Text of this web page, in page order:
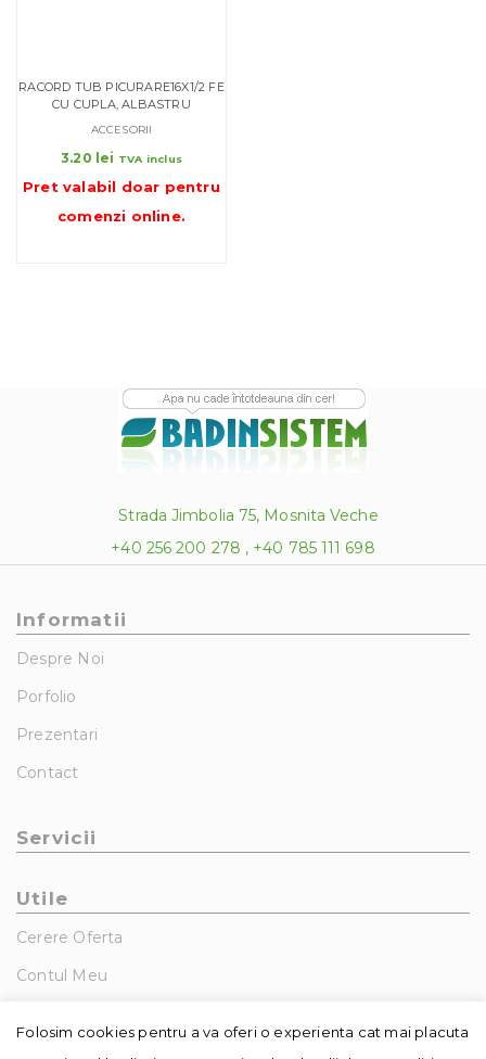
RACORD TUB PICURARE16X1/2 FE
CU CUPLA, ALBASTRU
ACCESORII
3.20 lei TVA inclus
Pret valabil doar pentru
comenzi online.
Strada Jimbolia 75, Mosnita Veche
+40 256 200 278 , +40 785 111 698
Informatii
Despre Noi
Porfolio
Prezentari
Contact
Servicii
Utile
Cerere Oferta
Contul Meu
Folosim cookies pentru a va oferi o experienta cat mai placuta